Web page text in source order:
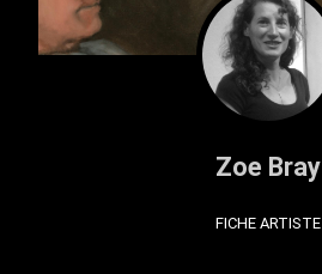
Zoe Bray
FICHE ARTISTE